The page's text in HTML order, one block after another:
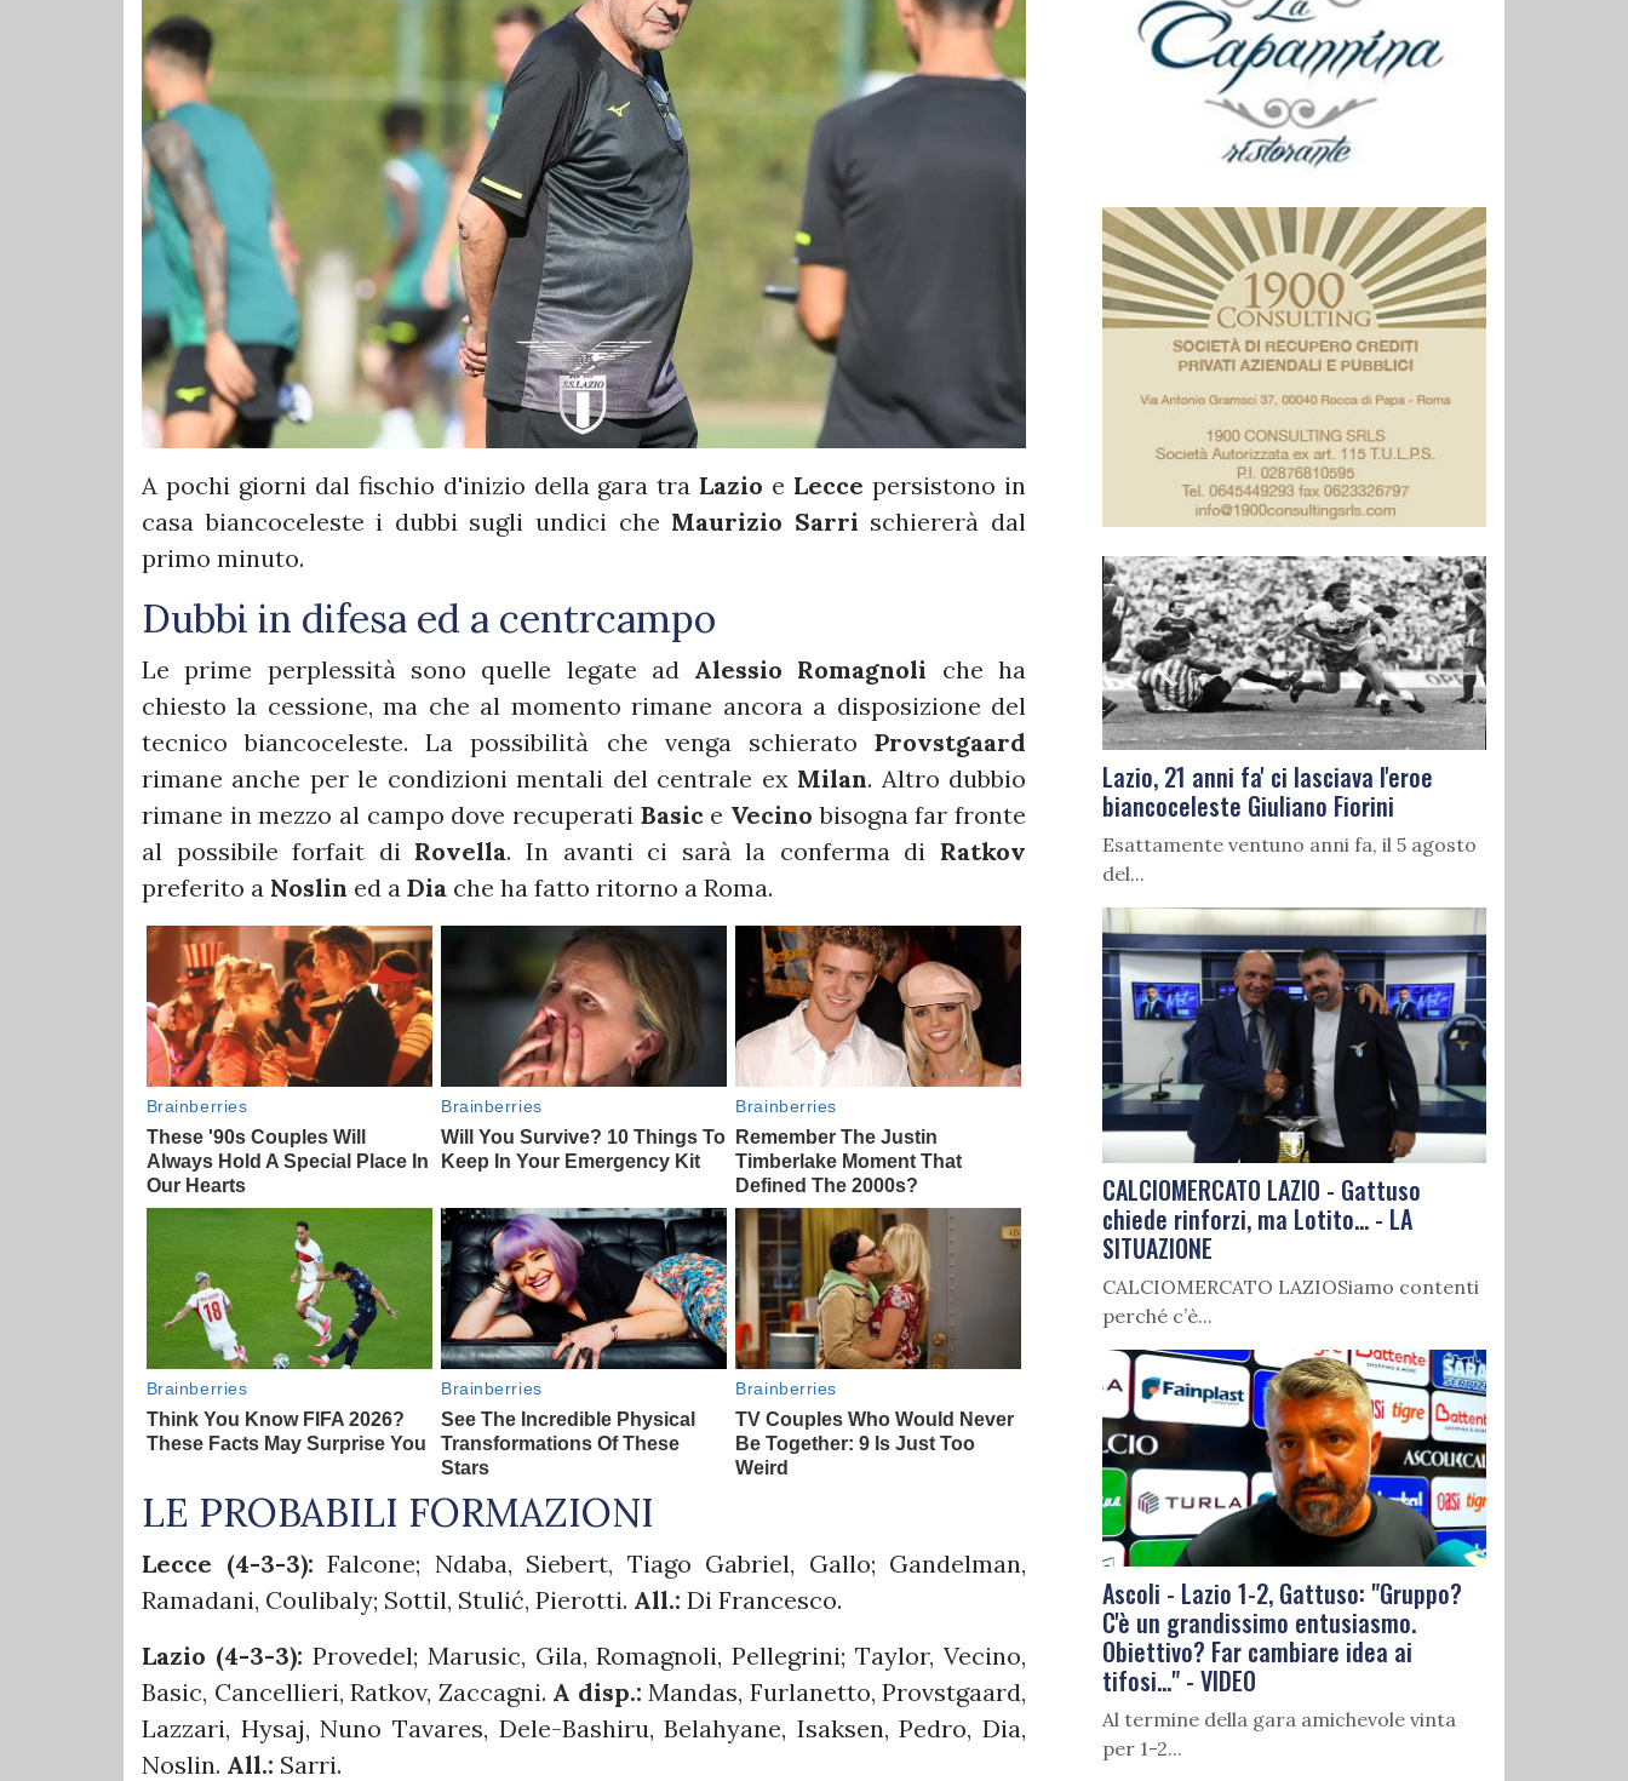
A pochi giorni dal fischio d'inizio della gara tra Lazio e Leccepersistono in
casa biancoceleste i dubbi sugli undici che Maurizio Sarri schiererà dal
primo minuto.
Dubbi in difesa ed a centrcampo
Le prime perplessità sono quelle legate ad Alessio Romagnoli che ha
chiesto la cessione, ma che al momento rimane ancora a disposizione del
tecnico biancoceleste. La possibilità che venga schierato Provstgaard
rimane anche per le condizioni mentali del centrale ex Milan. Altro dubbio
rimane in mezzo al campo dove recuperati Basic e Vecinobisogna far fronte
al possibile forfait di Rovella. In avanti ci sarà la conferma di Ratkov
preferito a Noslin ed a Dia che ha fatto ritorno a Roma.
LE PROBABILI FORMAZIONI
Lecce (4-3-3): Falcone; Ndaba, Siebert, Tiago Gabriel, Gallo; Gandelman,
Ramadani, Coulibaly; Sottil, Stulić, Pierotti. All.: Di Francesco.
Lazio (4-3-3): Provedel; Marusic, Gila, Romagnoli, Pellegrini; Taylor, Vecino,
Basic, Cancellieri, Ratkov, Zaccagni. A disp.: Mandas, Furlanetto, Provstgaard,
Lazzari, Hysaj, Nuno Tavares, Dele-Bashiru, Belahyane, Isaksen, Pedro, Dia,
Noslin. All.: Sarri.
Lazio, 21 anni fa' ci lasciava l'eroe
biancoceleste Giuliano Fiorini
Esattamente ventuno anni fa, il 5 agosto
del...
CALCIOMERCATO LAZIO - Gattuso
chiede rinforzi, ma Lotito... - LA
SITUAZIONE
CALCIOMERCATO LAZIOSiamo contenti
perché c’è...
Ascoli - Lazio 1-2, Gattuso: "Gruppo?
C'è un grandissimo entusiasmo.
Obiettivo? Far cambiare idea ai
tifosi..." - VIDEO
Al termine della gara amichevole vinta
per 1-2...